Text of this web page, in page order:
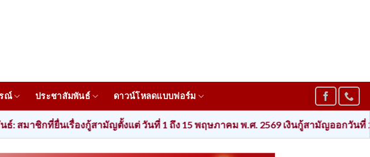
ณ์ ประชาสัมพันธ์ ดาวน์โหลดแบบฟอร์ม
สามัญตั้งแต่ วันที่ 1 ถึง 15 พฤษภาคม พ.ศ. 2569 เงินกู้สามัญออกวันที่ 26 พฤษภาคม พ.ศ.